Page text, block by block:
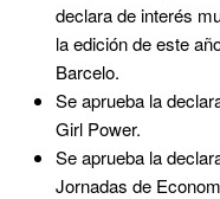
declara de interés
la edición de este
Barcelo.
Se aprueba la
Girl Power.
Se aprueba la
Jornadas de